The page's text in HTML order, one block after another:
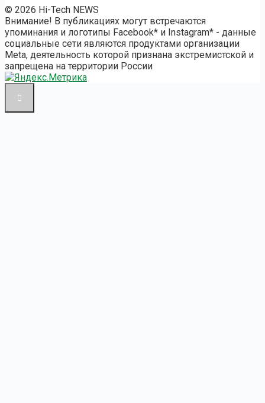
© 2026 Hi-Tech NEWS
Внимание! В публикациях могут встречаются
упоминания и логотипы Facebook* и Instagram* - данные
социальные сети являются продуктами организации
Meta, деятельность которой признана экстремистской и
запрещена на территории России